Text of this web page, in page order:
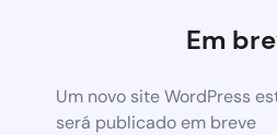
Em
Um novo site WordPress
será publicado em breve